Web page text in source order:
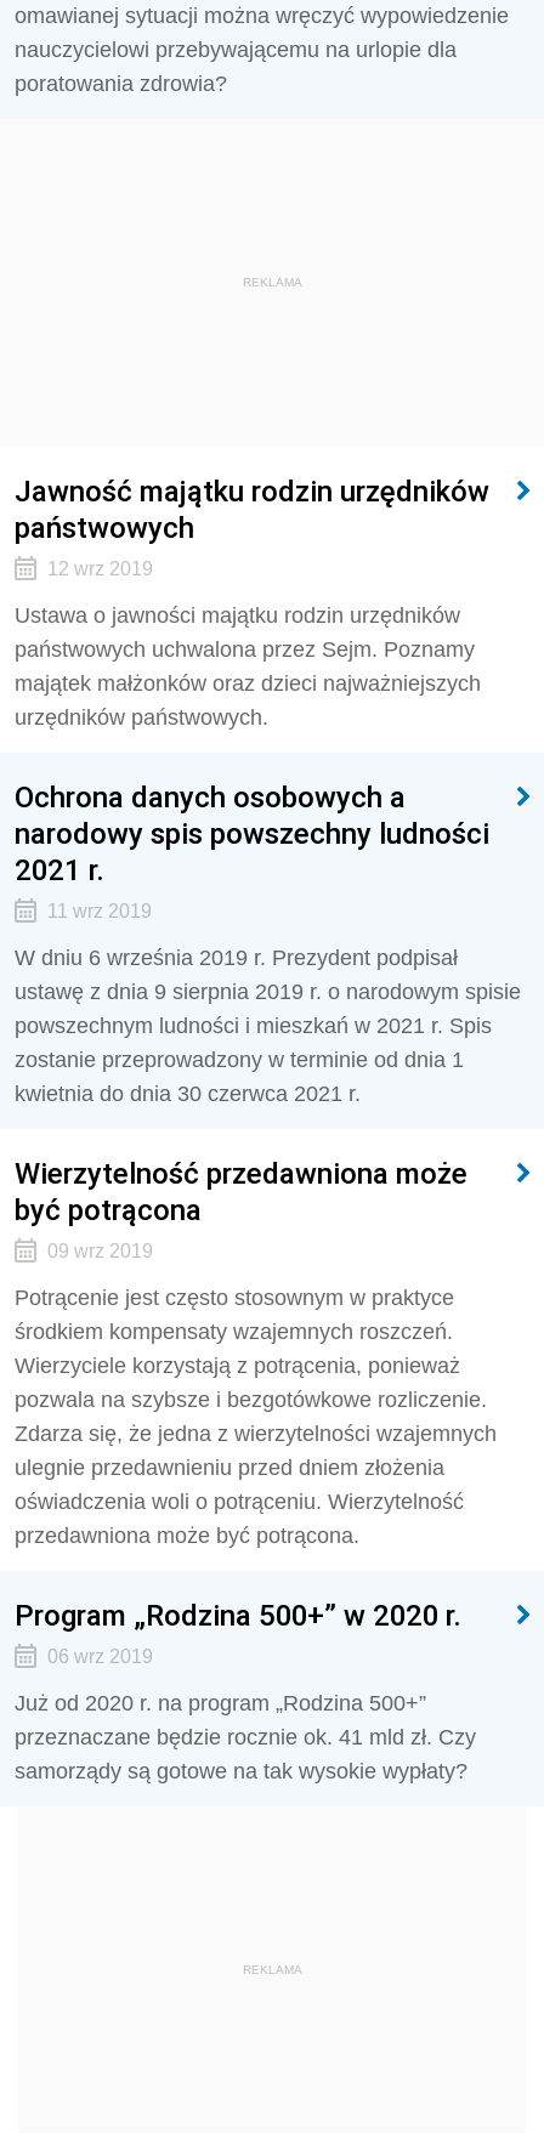
omawianej sytuacji można wręczyć wypowiedzenie
nauczycielowi przebywającemu na urlopie dla
poratowania zdrowia?
REKLAMA
Jawność majątku rodzin urzędników
państwowych
12 wrz 2019
Ustawa o jawności majątku rodzin urzędników
państwowych uchwalona przez Sejm. Poznamy
majątek małżonków oraz dzieci najważniejszych
urzędników państwowych.
Ochrona danych osobowych a
narodowy spis powszechny ludności
2021 r.
11 wrz 2019
W dniu 6 września 2019 r. Prezydent podpisał
ustawę z dnia 9 sierpnia 2019 r. o narodowym spisie
powszechnym ludności i mieszkań w 2021 r. Spis
zostanie przeprowadzony w terminie od dnia 1
kwietnia do dnia 30 czerwca 2021 r.
Wierzytelność przedawniona może
być potrącona
09 wrz 2019
Potrącenie jest często stosownym w praktyce
środkiem kompensaty wzajemnych roszczeń.
Wierzyciele korzystają z potrącenia, ponieważ
pozwala na szybsze i bezgotówkowe rozliczenie.
Zdarza się, że jedna z wierzytelności wzajemnych
ulegnie przedawnieniu przed dniem złożenia
oświadczenia woli o potrąceniu. Wierzytelność
przedawniona może być potrącona.
Program „Rodzina 500+” w 2020 r.
06 wrz 2019
Już od 2020 r. na program „Rodzina 500+”
przeznaczane będzie rocznie ok. 41 mld zł. Czy
samorządy są gotowe na tak wysokie wypłaty?
REKLAMA